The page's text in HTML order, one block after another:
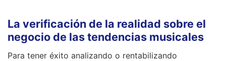
La verificación de la realidad sobre el
negocio de las tendencias musicales
Para tener éxito analizando o rentabilizando